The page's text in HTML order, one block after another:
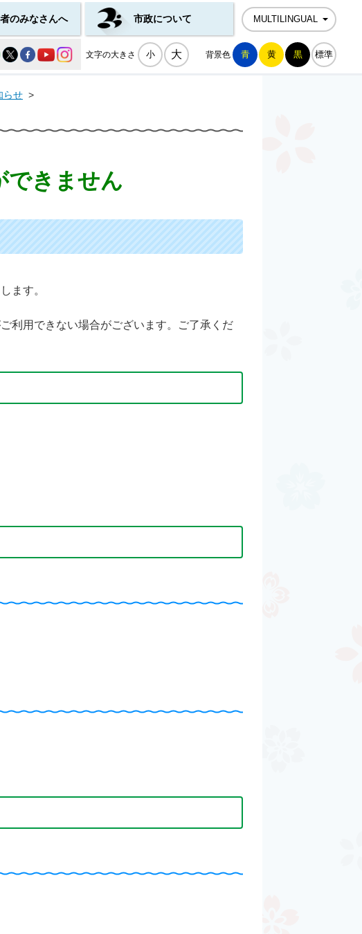
のみなさんへ 市政について MULTILINGUAL
文字の大きさ 小 大 背景色 青 黄 黒 標準
らせ >
できません
ます。
利用できない場合がございます。ご了承くだ